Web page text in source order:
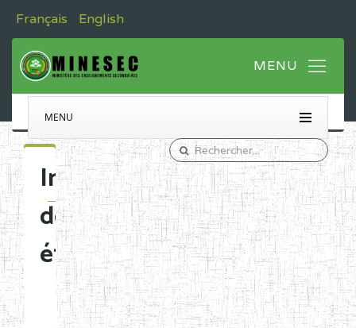
Français English
MENU
Immatriculation
des
établissements